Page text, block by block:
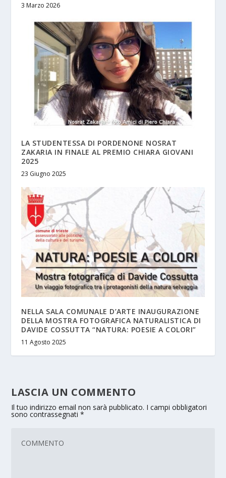
3 Marzo 2026
LA STUDENTESSA DI PORDENONE NOSRAT
ZAKARIA IN FINALE AL PREMIO CHIARA GIOVANI
2025
23 Giugno 2025
NELLA SALA COMUNALE D’ARTE INAUGURAZIONE
DELLA MOSTRA FOTOGRAFICA NATURALISTICA DI
DAVIDE COSSUTTA “NATURA: POESIE A COLORI”
11 Agosto 2025
LASCIA UN COMMENTO
Il tuo indirizzo email non sarà pubblicato. I campi obbligatori
sono contrassegnati*